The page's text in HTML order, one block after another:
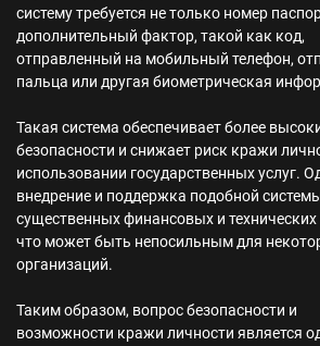
систему требуется не только номер
дополнительный фактор, такой как код,
отправленный на мобильный телефон,
пальца или другая биометрическая
Такая система обеспечивает более
безопасности и снижает риск кражи
использовании государственных услуг.
внедрение и поддержка подобной
существенных финансовых и технических
что может быть непосильным для
организаций.
Таким образом, вопрос безопасности и
возможности кражи личности является